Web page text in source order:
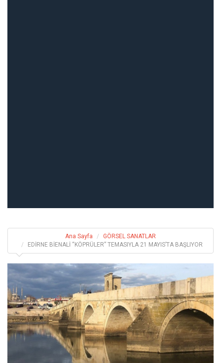
Ana Sayfa
GÖRSEL SANATLAR
EDİRNE BİENALİ “KÖPRÜLER” TEMASIYLA 21 MAYIS’TA BAŞLIYOR